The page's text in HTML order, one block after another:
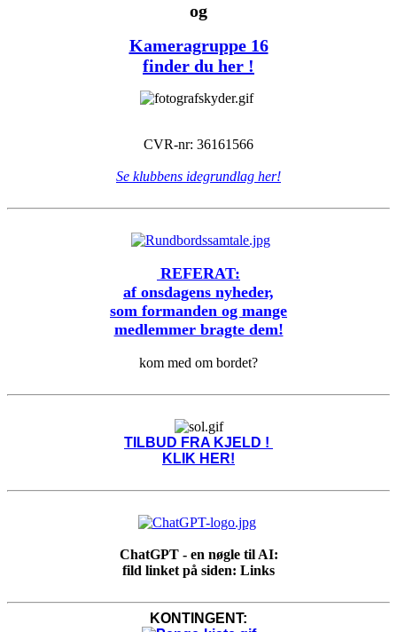
og
Kameragruppe 16
finder du her !
CVR-nr: 36161566
Se klubbens idegrundlag her!
REFERAT:
af onsdagens nyheder,
som formanden og mange
medlemmer bragte dem!
kom med om bordet?
TILBUD FRA KJELD !
KLIK HER!
ChatGPT - en nøgle til AI:
fild linket på siden: Links
KONTINGENT: